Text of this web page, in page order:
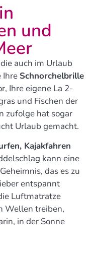
und
auch im Urlaub
Ihre Schnorchelbrille
Ihre eigene La 2-
und Fischen der
zufolge hat sogar
Urlaub gemacht.
Kajakfahren
kann eine
das es zu
entspannt
Luftmatratze
Wellen treiben,
in der Sonne